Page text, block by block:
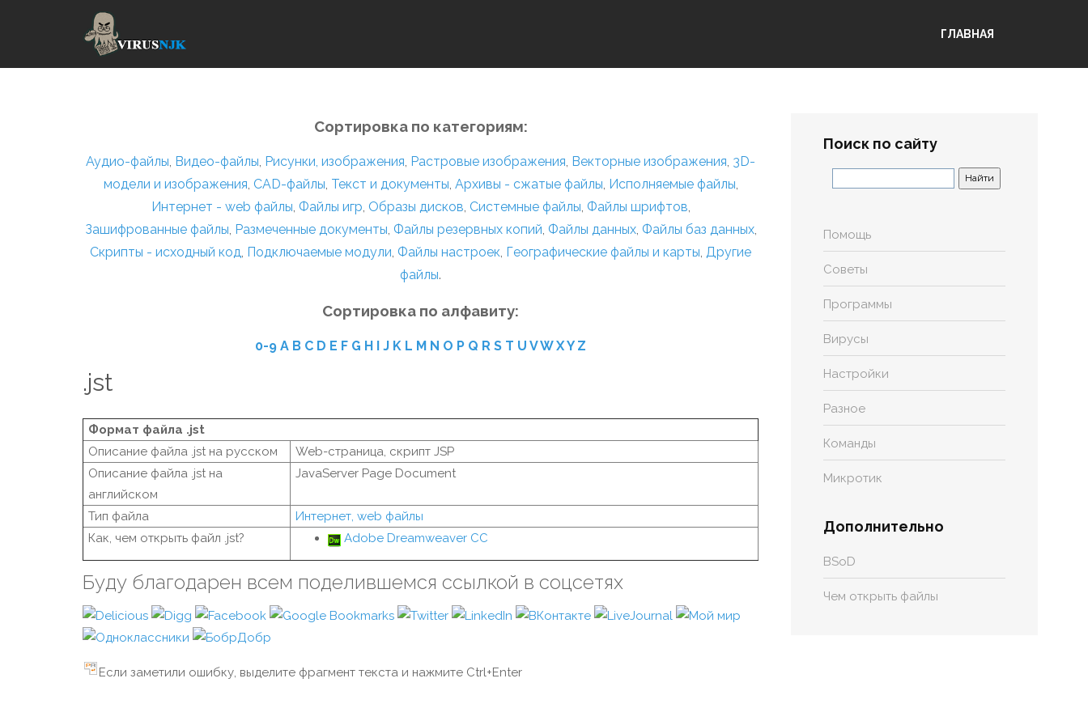
ГЛАВНАЯ
Сортировка по категориям:
Аудио-файлы, Видео-файлы, Рисунки, изображения, Растровые изображения, Векторные изображения, 3D-
модели и изображения, CAD-файлы, Текст и документы, Архивы - сжатые файлы, Исполняемые файлы,
Интернет - web файлы, Файлы игр, Образы дисков, Системные файлы, Файлы шрифтов,
Зашифрованные файлы, Размеченные документы, Файлы резервных копий, Файлы данных, Файлы баз данных,
Скрипты - исходный код, Подключаемые модули, Файлы настроек, Географические файлы и карты, Другие
файлы.
Сортировка по алфавиту:
0-9 A B C D E F G H I J K L M N O P Q R S T U VW XY Z
.jst
Формат файла .jst
Описание файла .jst на русском
Web-страница, скрипт JSP
Описание файла .jst на
английском
JavaServer Page Document
Тип файла
Интернет, web файлы
Как, чем открыть файл .jst?
Adobe Dreamweaver CC
Буду благодарен всем поделившемся ссылкой в соцсетях
Если заметили ошибку, выделите фрагмент текста и нажмите Ctrl+Enter
Поиск по сайту
Помощь
Советы
Программы
Вирусы
Настройки
Разное
Команды
Микротик
Дополнительно
BSoD
Чем открыть файлы